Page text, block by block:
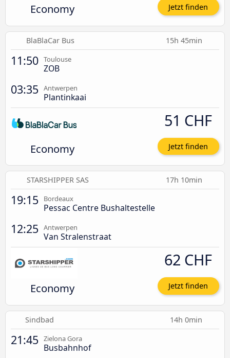
Economy Jetzt finden
BlaBlaCar Bus 15h 45min
11:50 Toulouse
ZOB
03:35 Antwerpen
Plantinkaai
Economy
51 CHF
Jetzt finden
STARSHIPPER SAS 17h 10min
19:15 Bordeaux
Pessac Centre Bushaltestelle
12:25 Antwerpen
Van Stralenstraat
Economy
62 CHF
Jetzt finden
Sindbad 14h 0min
21:45 Zielona Gora
Busbahnhof